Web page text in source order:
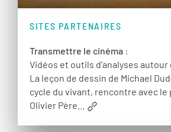
SITES PARTENAIRES
Transmettre le cinéma :
Vidéos et outils d’analyses autour
La leçon de dessin de Michael
cycle du vivant, rencontre avec
Olivier Père…